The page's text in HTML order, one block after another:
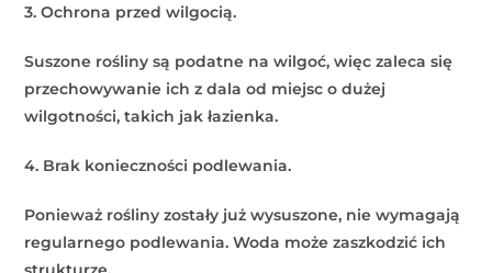
3. Ochrona przed wilgocią.
Suszone rośliny są podatne na wilgoć, więc zaleca się
przechowywanie ich z dala od miejsc o dużej
wilgotności, takich jak łazienka.
4. Brak konieczności podlewania.
Ponieważ rośliny zostały już wysuszone, nie wymagają
regularnego podlewania. Woda może zaszkodzić ich